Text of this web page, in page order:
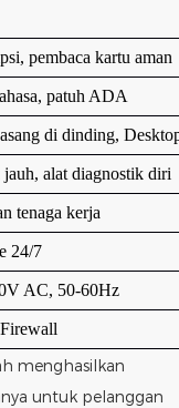
pembaca kartu aman
patuh ADA
di dinding,
jauh, alat diagnostik diri
tenaga kerja
24/7
AC, 50-60Hz
menghasilkan
untuk pelanggan